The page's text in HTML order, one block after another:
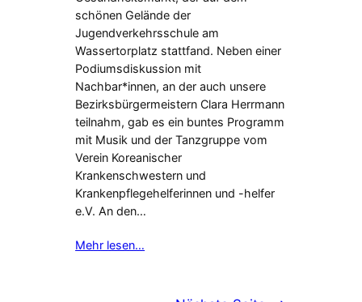
schönen Gelände der
Jugendverkehrsschule am
Wassertorplatz stattfand. Neben einer
Podiumsdiskussion mit
Nachbar*innen, an der auch unsere
Bezirksbürgermeistern Clara Herrmann
teilnahm, gab es ein buntes Programm
mit Musik und der Tanzgruppe vom
Verein Koreanischer
Krankenschwestern und
Krankenpflegehelferinnen und -helfer
e.V. An den…
Mehr lesen…